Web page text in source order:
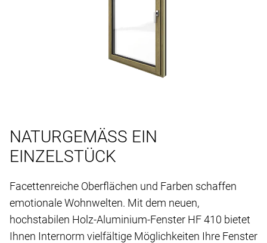
NATURGEMÄSS EIN
EINZELSTÜCK
Facettenreiche Oberflächen und Farben schaffen
emotionale Wohnwelten. Mit dem neuen,
hochstabilen Holz-Aluminium-Fenster HF 410 bietet
Ihnen Internorm vielfältige Möglichkeiten Ihre Fenster